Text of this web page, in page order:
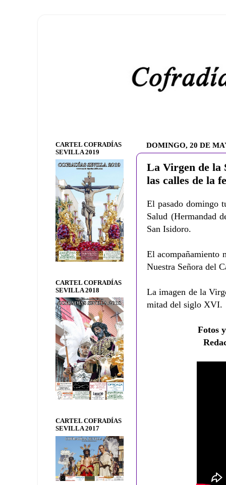
DOMINGO, 20 DE
La Virgen de la
las calles de la
El pasado domingo
Salud (Hermandad
San Isidoro.
El acompañamiento
Nuestra Señora del
La imagen de la
mitad del siglo XVI.
Fotos
CARTEL COFRADÍAS
SEVILLA 2019
CARTEL COFRADÍAS
SEVILLA 2018
CARTEL COFRADÍAS
SEVILLA 2017